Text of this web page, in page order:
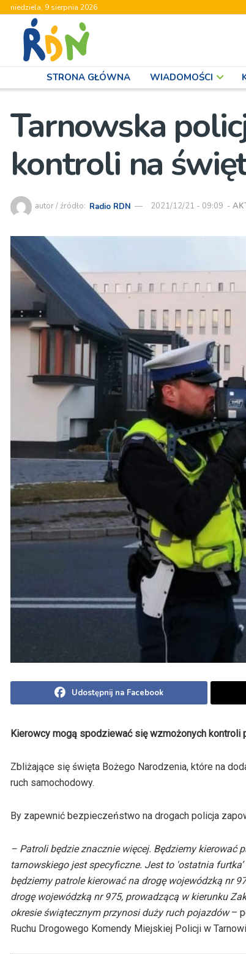
niedziela, 9 sierpnia 2026
STRONA GŁÓWNA WIADOMOŚCI
Tarnowska
kontroli na
autor / źródło: Radio RDN 2021/12/21 - 09:09 -
Udostępnij na Facebook
Kierowcy mogą spodziewać się wzmożonych
Zbliżające się święta Bożego Narodzenia, które na
ruch samochodowy.
By zapewnić bezpieczeństwo na drogach policja
– Patroli będzie znacznie więcej. Będziemy kierować
tarnowskiego jest specyficzne. Jest to 'ostatnia
będziemy patrole kierować na drogę wojewódzką nr
drogę wojewódzką nr 975, prowadzącą w kierunku
okresie świątecznym przynosi duży ruch pojazdów–
Ruchu Drogowego Komendy Miejskiej Policji w